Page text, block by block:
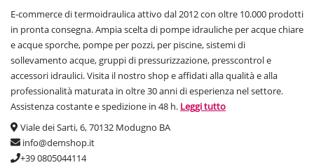
E-commerce di termoidraulica attivo dal 2012 con oltre 10.000 prodotti
in pronta consegna. Ampia scelta di pompe idrauliche per acque chiare
e acque sporche, pompe per pozzi, per piscine, sistemi di
sollevamento acque, gruppi di pressurizzazione, presscontrol e
accessori idraulici. Visita il nostro shop e affidati alla qualità e alla
professionalità maturata in oltre 30 anni di esperienza nel settore.
Assistenza costante e spedizione in 48 h. Leggi tutto
Viale dei Sarti, 6, 70132 Modugno BA
info@demshop.it
+39 0805044114